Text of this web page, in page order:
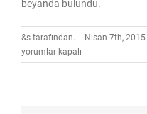
beyanda bulundu.
&s tarafından. | Nisan 7th, 2015
yorumlar kapalı